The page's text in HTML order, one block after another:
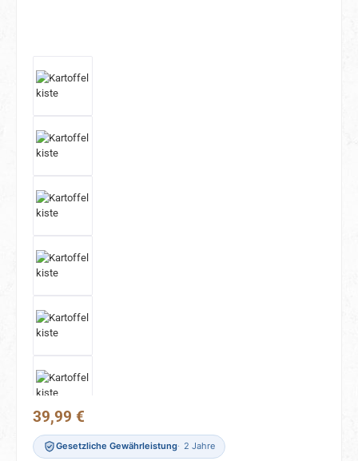
Regulärer Preis:
39,99 €
Gesetzliche Gewährleistung 2 Jahre